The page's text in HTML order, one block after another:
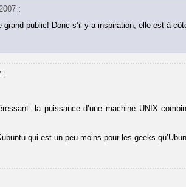
:
grand public! Donc s’il y a inspiration, elle est à
:
la puissance d’une machine UNIX
qui est un peu moins pour les geeks